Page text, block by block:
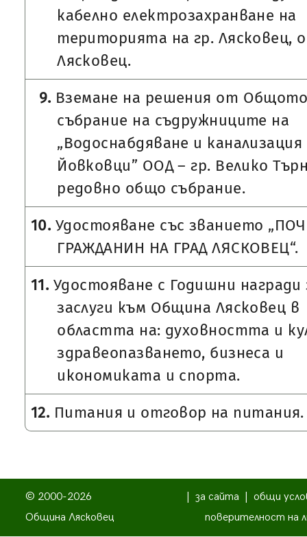
кабелно електрозахранване на
територията на гр. Лясковец,
Лясковец.
9. Вземане на решения от
събрание на съдружниците на
„Водоснабдяване и канализация
Йовковци” ООД – гр. Велико
редовно общо събрание.
10. Удостояване със званието
ГРАЖДАНИН НА ГРАД ЛЯСКОВЕЦ“.
11. Удостояване с Годишни награди
заслуги към Община Лясковец в
областта на: духовността и
здравеопазването, бизнеса и
икономиката и спорта.
12. Питания и отговор на питания.
© 2000-2026
Община Лясковец
за сайта
общи
поверителност на